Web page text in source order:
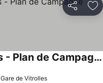
Partager
les prix
Kyriad Résidence Cabriès - Plan de Campagne
de Vitrolles